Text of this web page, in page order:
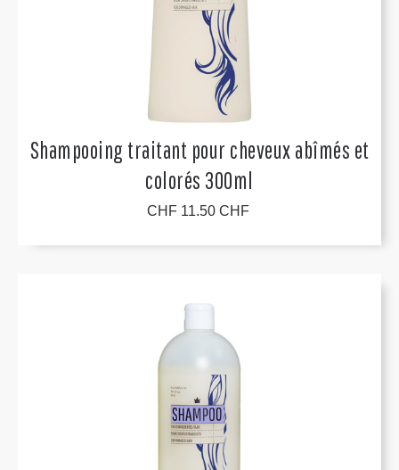
Shampooing traitant pour cheveux abîmés et
colorés 300ml
CHF 11.50 CHF